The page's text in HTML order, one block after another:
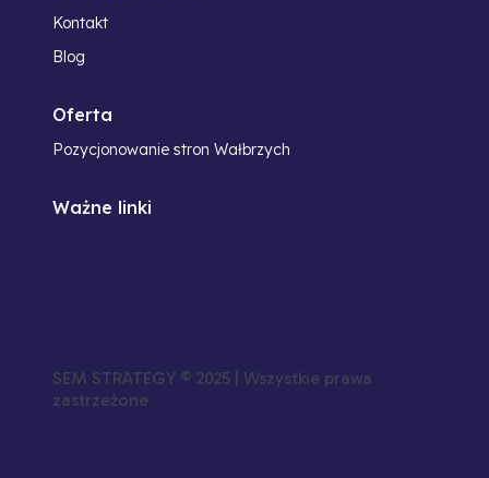
Kontakt
Blog
Oferta
Pozycjonowanie stron Wałbrzych
Ważne linki
SEM STRATEGY © 2025​ | Wszystkie prawa
zastrzeżone